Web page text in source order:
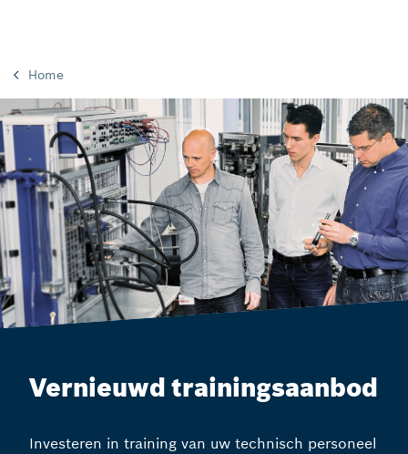
Home
Vernieuwd trainingsaanbod
Investeren in training van uw technisch personeel